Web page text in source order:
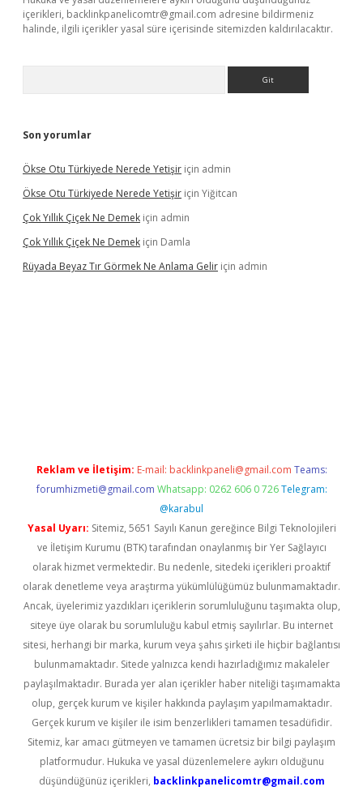
içerikleri, backlinkpanelicomtr@gmail.com adresine bildirmeniz
halinde, ilgili içerikler yasal süre içerisinde sitemizden kaldırılacaktır.
Son yorumlar
Ökse Otu Türkiyede Nerede Yetişir için admin
Ökse Otu Türkiyede Nerede Yetişir için Yiğitcan
Çok Yıllık Çiçek Ne Demek için admin
Çok Yıllık Çiçek Ne Demek için Damla
Rüyada Beyaz Tır Görmek Ne Anlama Gelir için admin
Reklam ve İletişim: E-mail: backlinkpaneli@gmail.com Teams:
forumhizmeti@gmail.com Whatsapp: 0262 606 0 726 Telegram:
@karabul
Yasal Uyarı: Sitemiz, 5651 Sayılı Kanun gereğince Bilgi Teknolojileri
ve İletişim Kurumu (BTK) tarafından onaylanmış bir Yer Sağlayıcı
olarak hizmet vermektedir. Bu nedenle, sitedeki içerikleri proaktif
olarak denetleme veya araştırma yükümlülüğümüz bulunmamaktadır.
Ancak, üyelerimiz yazdıkları içeriklerin sorumluluğunu taşımakta olup,
siteye üye olarak bu sorumluluğu kabul etmiş sayılırlar. Bu internet
sitesi, herhangi bir marka, kurum veya şahıs şirketi ile hiçbir bağlantısı
bulunmamaktadır. Sitede yalnızca kendi hazırladığımız makaleler
paylaşılmaktadır. Burada yer alan içerikler haber niteliği taşımamakta
olup, gerçek kurum ve kişiler hakkında paylaşım yapılmamaktadır.
Gerçek kurum ve kişiler ile isim benzerlikleri tamamen tesadüfidir.
Sitemiz, kar amacı gütmeyen ve tamamen ücretsiz bir bilgi paylaşım
platformudur. Hukuka ve yasal düzenlemelere aykırı olduğunu
düşündüğünüz içerikleri, backlinkpanelicomtr@gmail.com